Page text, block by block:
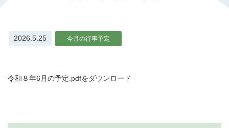
2026.5.25 今月の行事予定
令和８年6月の予定.pdfをダウンロード